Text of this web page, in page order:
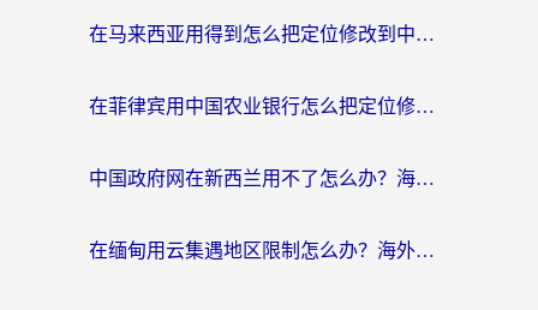
在马来西亚用得到怎么把定位修改到中国国内？留学生亲测有效的追剧看片攻略
在菲律宾用中国农业银行怎么把定位修改到中国国内？海外华人必看的数字生活解决方案
中国政府网在新西兰用不了怎么办？海外华人追剧看新闻的实用指南
在缅甸用云集遇地区限制怎么办？海外党亲测有效解决方案来了！